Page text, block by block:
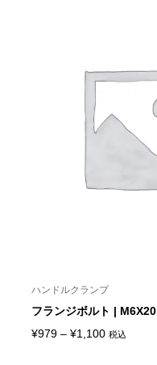
ハンドルクランプ
フランジボルト | M6X20
¥979 – ¥1,100価税込